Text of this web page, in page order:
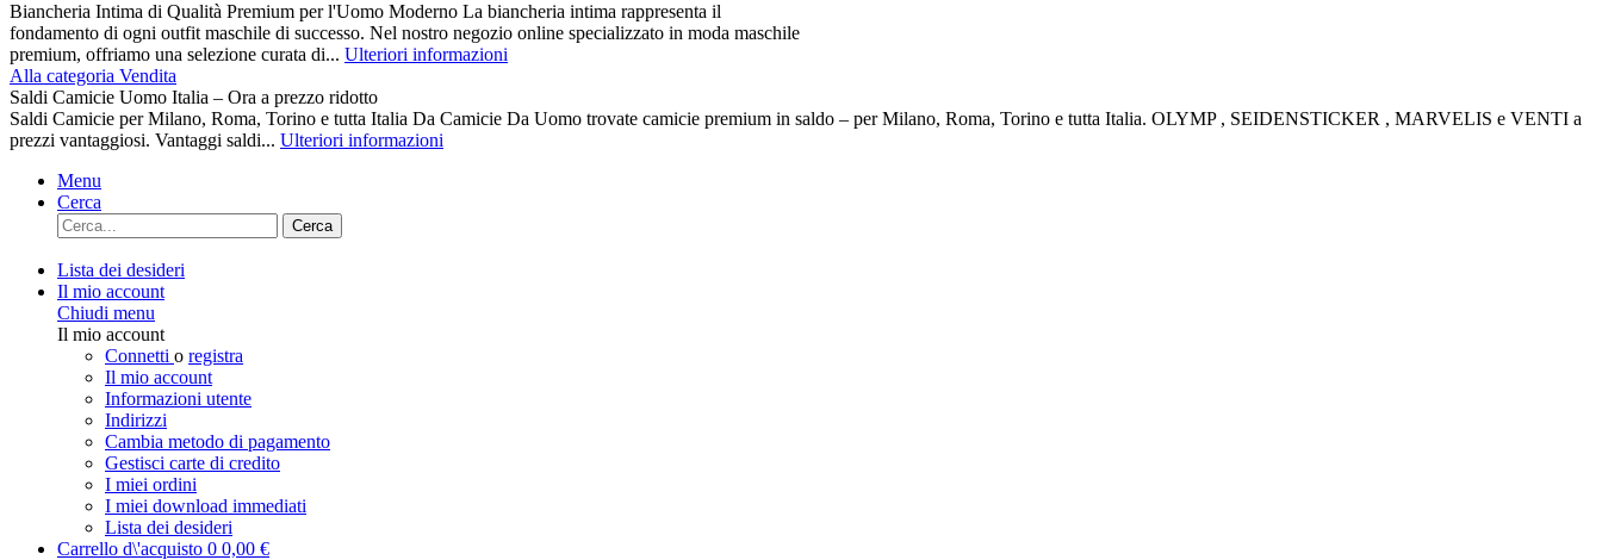
Biancheria Intima di Qualità Premium per l'Uomo Moderno La biancheria intima rappresenta il
fondamento di ogni outfit maschile di successo. Nel nostro negozio online specializzato in moda maschile
premium, offriamo una selezione curata di... Ulteriori informazioni
Alla categoria Vendita
Saldi Camicie Uomo Italia – Ora a prezzo ridotto
Saldi Camicie per Milano, Roma, Torino e tutta Italia Da Camicie Da Uomo trovate camicie premium in saldo – per Milano, Roma, Torino e tutta Italia. OLYMP , SEIDENSTICKER , MARVELIS e VENTI a
prezzi vantaggiosi. Vantaggi saldi... Ulteriori informazioni
Menu
Cerca
Cerca
Lista dei desideri
Il mio account
Chiudi menu
Il mio account
Connetti o registra
Il mio account
Informazioni utente
Indirizzi
Cambia metodo di pagamento
Gestisci carte di credito
I miei ordini
I miei download immediati
Lista dei desideri
Carrello d\'acquisto 0 0,00 €